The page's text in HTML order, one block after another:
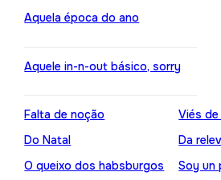
Aquela época do ano
Aquele in-n-out básico, sorry
Falta de noção
Do Natal
O queixo dos habsburgos
Viés
Da
Soy un